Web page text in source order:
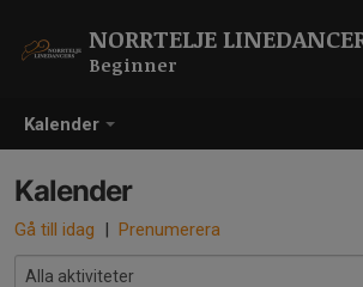
Kalender
NORRTELJE
Beginner
Kalender
Gå till idag | Prenumerera